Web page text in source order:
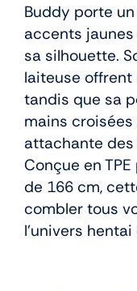
Buddy porte
accents
sa silhouette.
laiteuse offrent
tandis que sa
mains
attachante des
Conçue en
de 166 cm,
combler tous
l’univers